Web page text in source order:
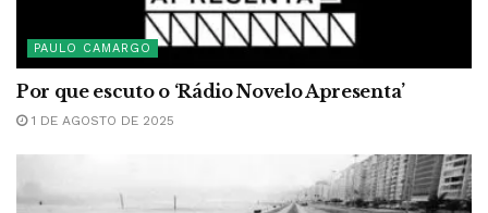
PAULO CAMARGO
Por que escuto o ‘Rádio Novelo Apresenta’
1 DE AGOSTO DE 2025